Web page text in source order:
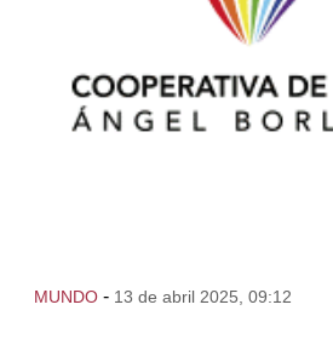
MUNDO - 13 de abril 2025, 09:12